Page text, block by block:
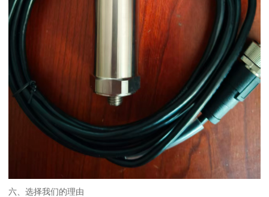
六、选择我们的理由